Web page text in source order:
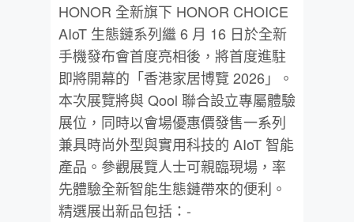
HONOR 全新旗下 HONOR CHOICE
AIoT 生態鏈系列繼 6 月 16 日於全新
手機發布會首度亮相後，將首度進駐
即將開幕的「香港家居博覽 2026」。
本次展覽將與 Qool 聯合設立專屬體驗
展位，同時以會場優惠價發售一系列
兼具時尚外型與實用科技的 AIoT 智能
產品。參觀展覽人士可親臨現場，率
先體驗全新智能生態鏈帶來的便利。
精選展出新品包括：-